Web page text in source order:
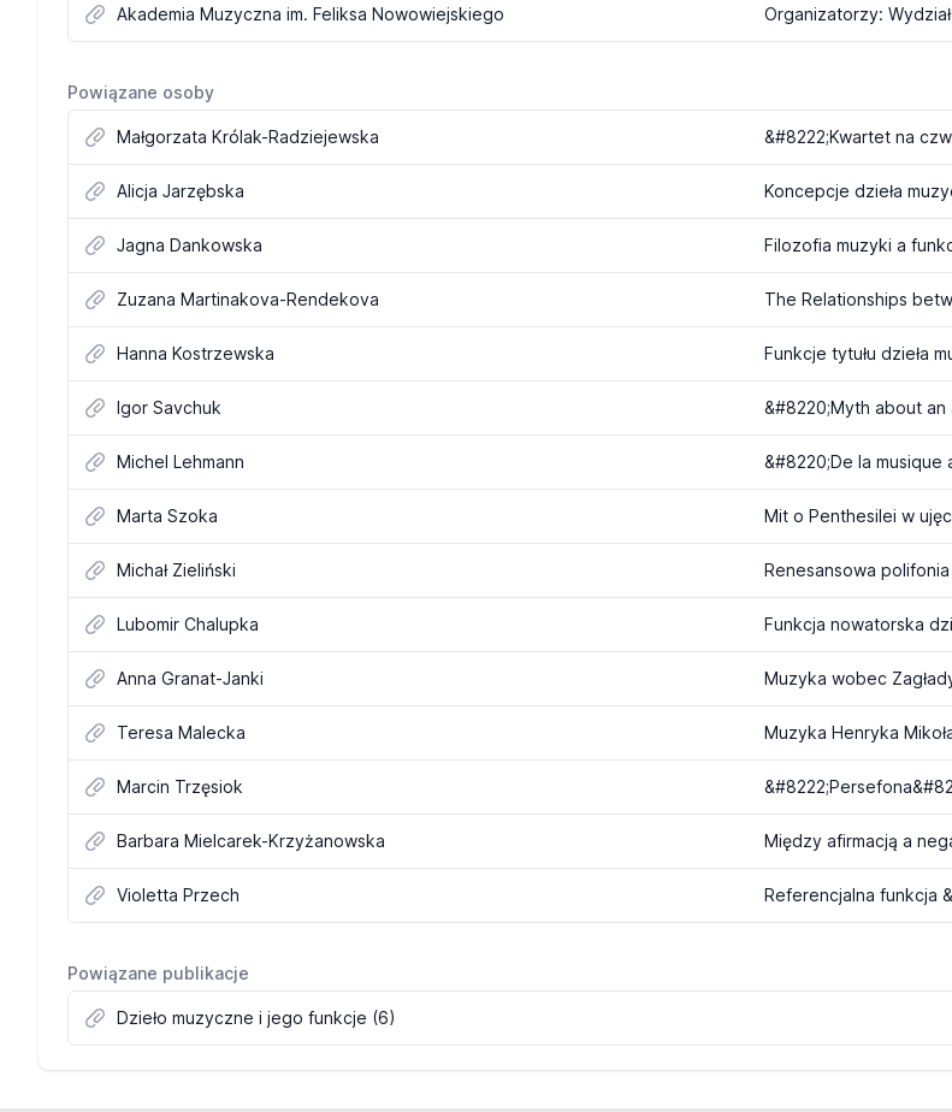
Akademia Muzyczna im. Feliksa Nowowiejskiego
Powiązane osoby
Małgorzata Królak-Radziejewska
Alicja Jarzębska
Jagna Dankowska
Zuzana Martinakova-Rendekova
Hanna Kostrzewska Funkcje tytułu dzieła
Igor Savchuk
Michel Lehmann
Marta Szoka
Michał Zieliński
Lubomir Chalupka
Anna Granat-Janki
Teresa Malecka
Marcin Trzęsiok
Barbara Mielcarek-Krzyżanowska
Violetta Przech
Powiązane publikacje
Dzieło muzyczne i jego funkcje (6)